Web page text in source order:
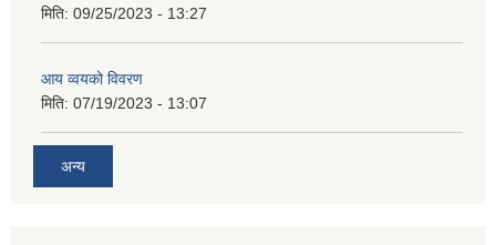
मिति: 09/25/2023 - 13:27
आय व्वयको विवरण
मिति: 07/19/2023 - 13:07
अन्य